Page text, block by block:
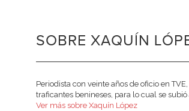
SOBRE XAQUÍN
Periodista con veinte años de oficio en
traficantes benineses, para lo cual se
Ver más sobre Xaquín López